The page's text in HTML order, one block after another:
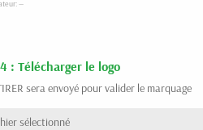
: Télécharger le logo
sera envoyé pour valider le marquage
sélectionné